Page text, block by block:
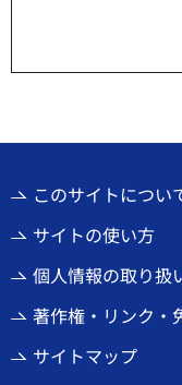
このサイトについ
サイトの使い方
個人情報の取り扱
著作権・リンク・
サイトマップ